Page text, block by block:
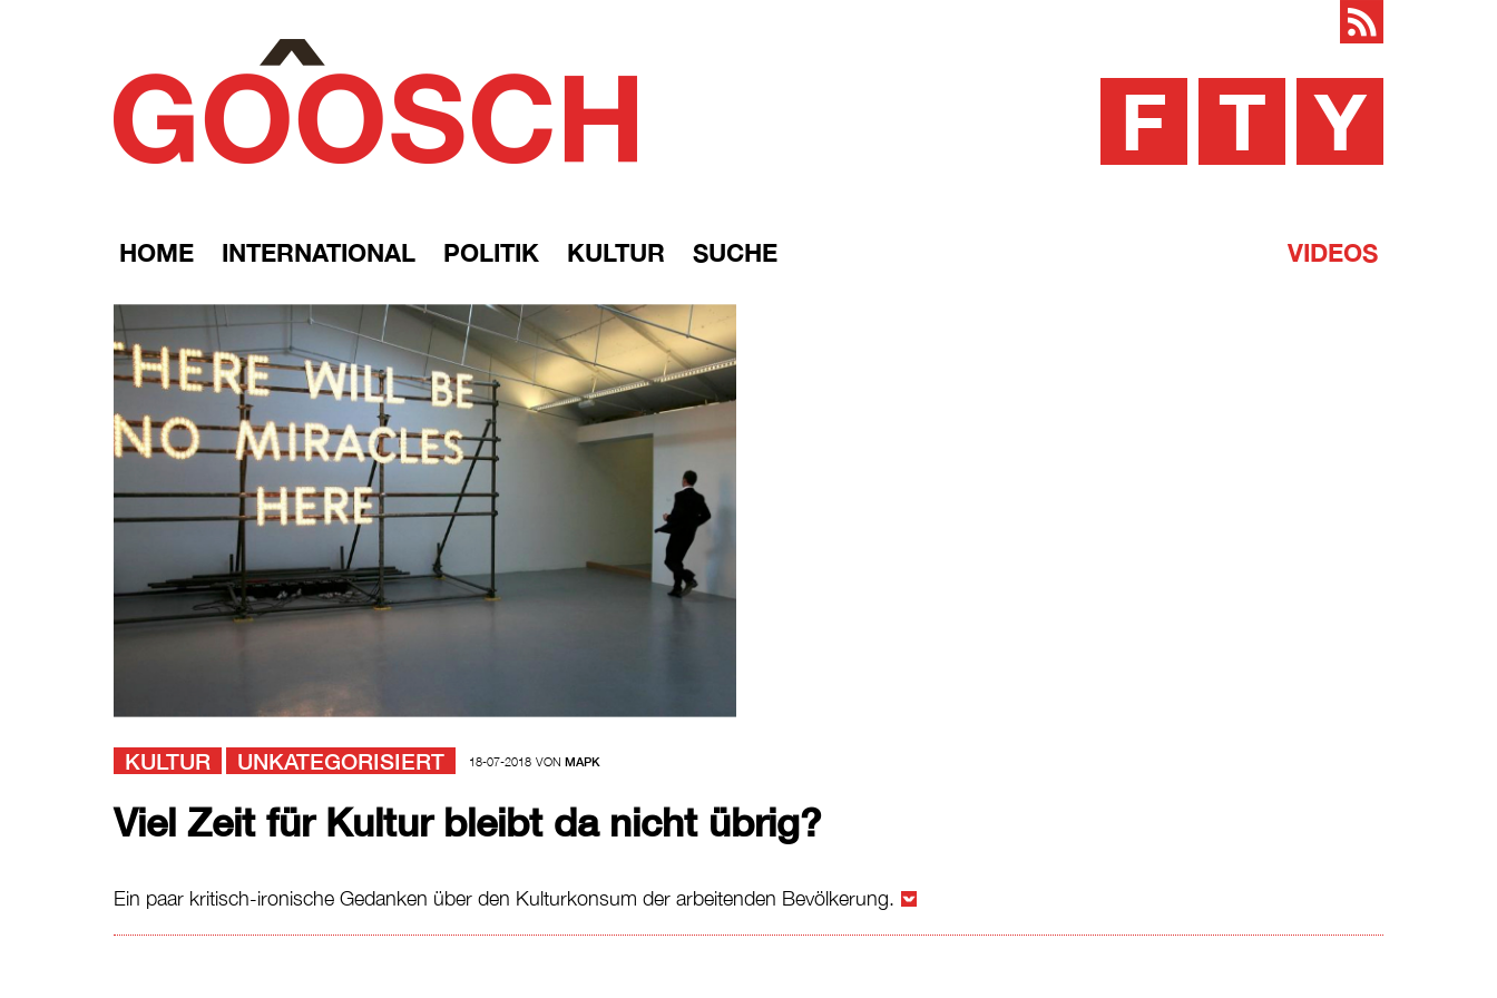
F T Y
HOME INTERNATIONAL POLITIK KULTUR SUCHE VIDEOS
KULTUR UNKATEGORISIERT 18-07-2018 VON MAPK
Viel Zeit für Kultur bleibt da nicht übrig?
Ein paar kritisch-ironische Gedanken über den Kulturkonsum der arbeitenden Bevölkerung.